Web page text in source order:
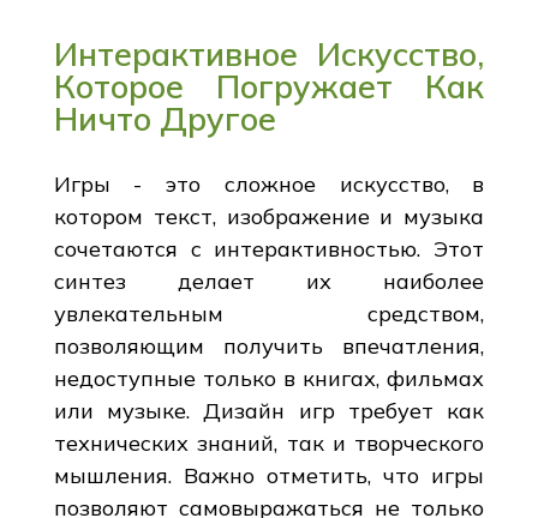
Интерактивное Искусство,
Которое Погружает Как
Ничто Другое
Игры - это сложное искусство, в
котором текст, изображение и музыка
сочетаются с интерактивностью. Этот
синтез делает их наиболее
увлекательным средством,
позволяющим получить впечатления,
недоступные только в книгах, фильмах
или музыке. Дизайн игр требует как
технических знаний, так и творческого
мышления. Важно отметить, что игры
позволяют самовыражаться не только